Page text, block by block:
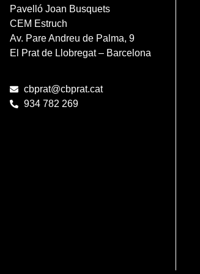
Pavelló Joan Busquets
CEM Estruch
Av. Pare Andreu de Palma, 9
El Prat de Llobregat – Barcelona
cbprat@cbprat.cat
934 782 269